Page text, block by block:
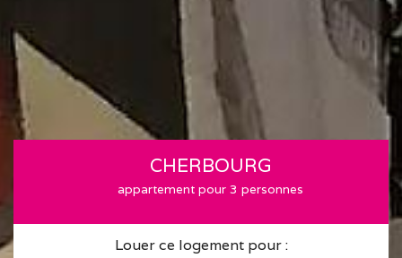
CHERBOURG
appartement pour 3 personnes
Louer ce logement pour :